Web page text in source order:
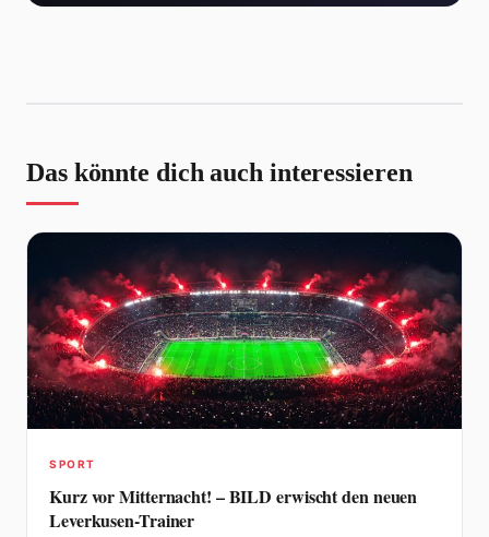
Das könnte dich auch interessieren
SPORT
Kurz vor Mitternacht! – BILD erwischt den neuen
Leverkusen-Trainer